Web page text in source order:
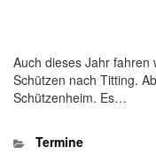
Auch dieses Jahr
Schützen nach Titting.
Schützenheim. Es…
Kategorien
Termine